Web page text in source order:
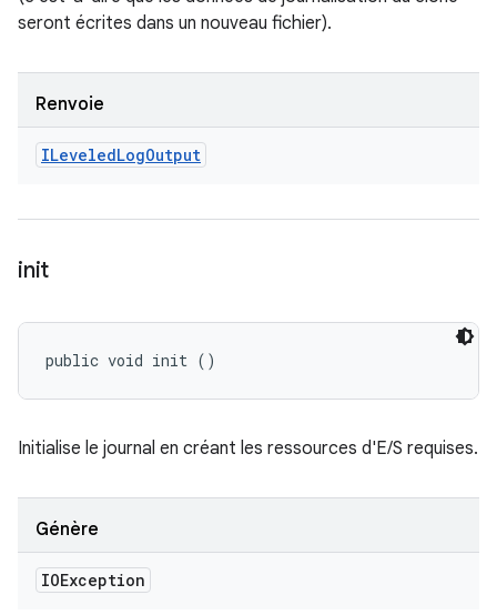
seront écrites dans un nouveau fichier).
Renvoie
ILeveledLogOutput
init
public void init ()
Initialise le journal en créant les ressources d'E/S requises.
Génère
IOException